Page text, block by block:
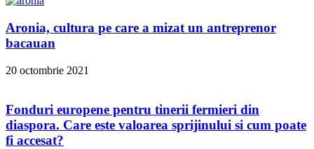
Aronia, cultura pe care a mizat un antreprenor
bacauan
20 octombrie 2021
Fonduri europene pentru tinerii fermieri din
diaspora. Care este valoarea sprijinului si cum poate
fi accesat?